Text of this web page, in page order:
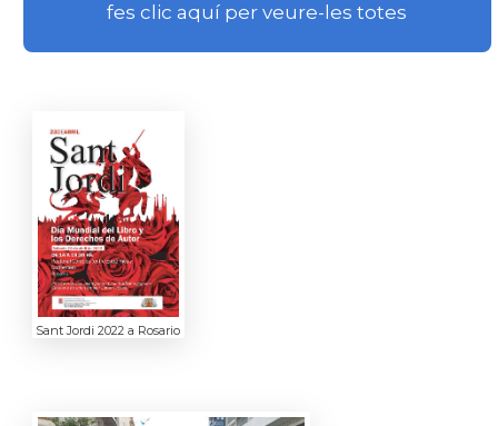
fes clic aquí per veure-les totes
Sant Jordi 2022 a Rosario